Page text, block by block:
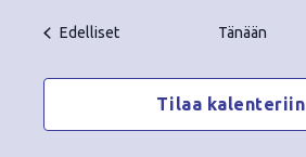
EdellisetTapahtumat Tänään
Tilaa kalenteriin